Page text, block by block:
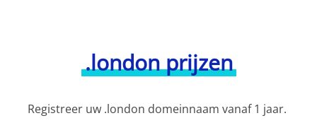
.london prijzen
Registreer uw .london domeinnaam vanaf 1 jaar.